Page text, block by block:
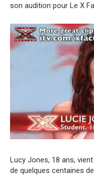
son audition pour Le X
Lucy Jones, 18 ans,
de quelques centaines